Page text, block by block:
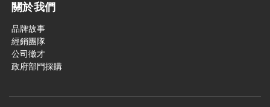
關於我們
品牌故事
經銷團隊
公司徵才
政府部門採購